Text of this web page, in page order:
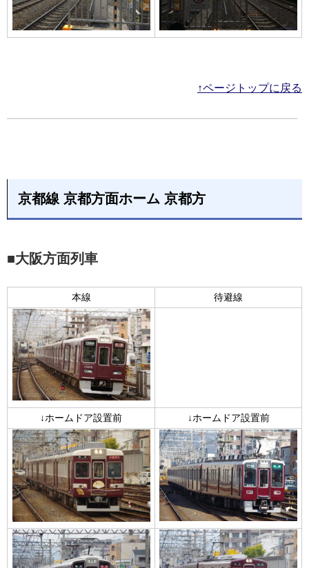
↑ページトップに戻る
京都線 京都方面ホーム 京都方
■大阪方面列車
本線 待避線
↓ホームドア設置前 ↓ホームドア設置前